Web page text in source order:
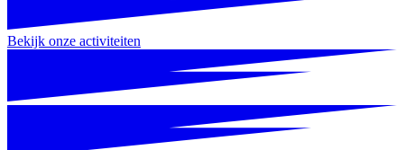
Bekijk onze activiteiten